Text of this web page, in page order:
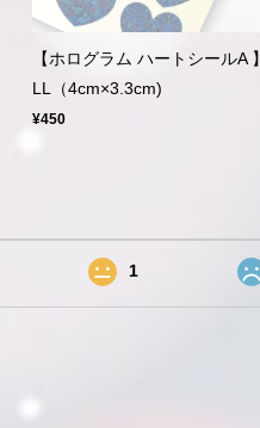
【ホログラム ハートシールA 】
LL（4cm×3.3cm)
¥450
1